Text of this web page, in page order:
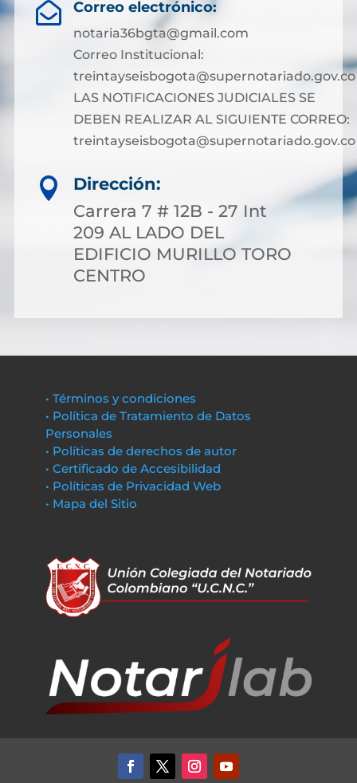
 Correo electrónico:
notaria36bgta@gmail.com
Correo Institucional:
treintayseisbogota@supernotariado.gov.co
LAS NOTIFICACIONES JUDICIALES SE
DEBEN REALIZAR AL SIGUIENTE CORREO:
treintayseisbogota@supernotariado.gov.co

Dirección:
Carrera 7 # 12B - 27 Int
209 AL LADO DEL
EDIFICIO MURILLO TORO
CENTRO
• Términos y condiciones
• Política de Tratamiento de Datos
Personales
• Políticas de derechos de autor
• Certificado de Accesibilidad
• Políticas de Privacidad Web
• Mapa del Sitio